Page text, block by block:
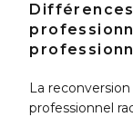
La
professionnel